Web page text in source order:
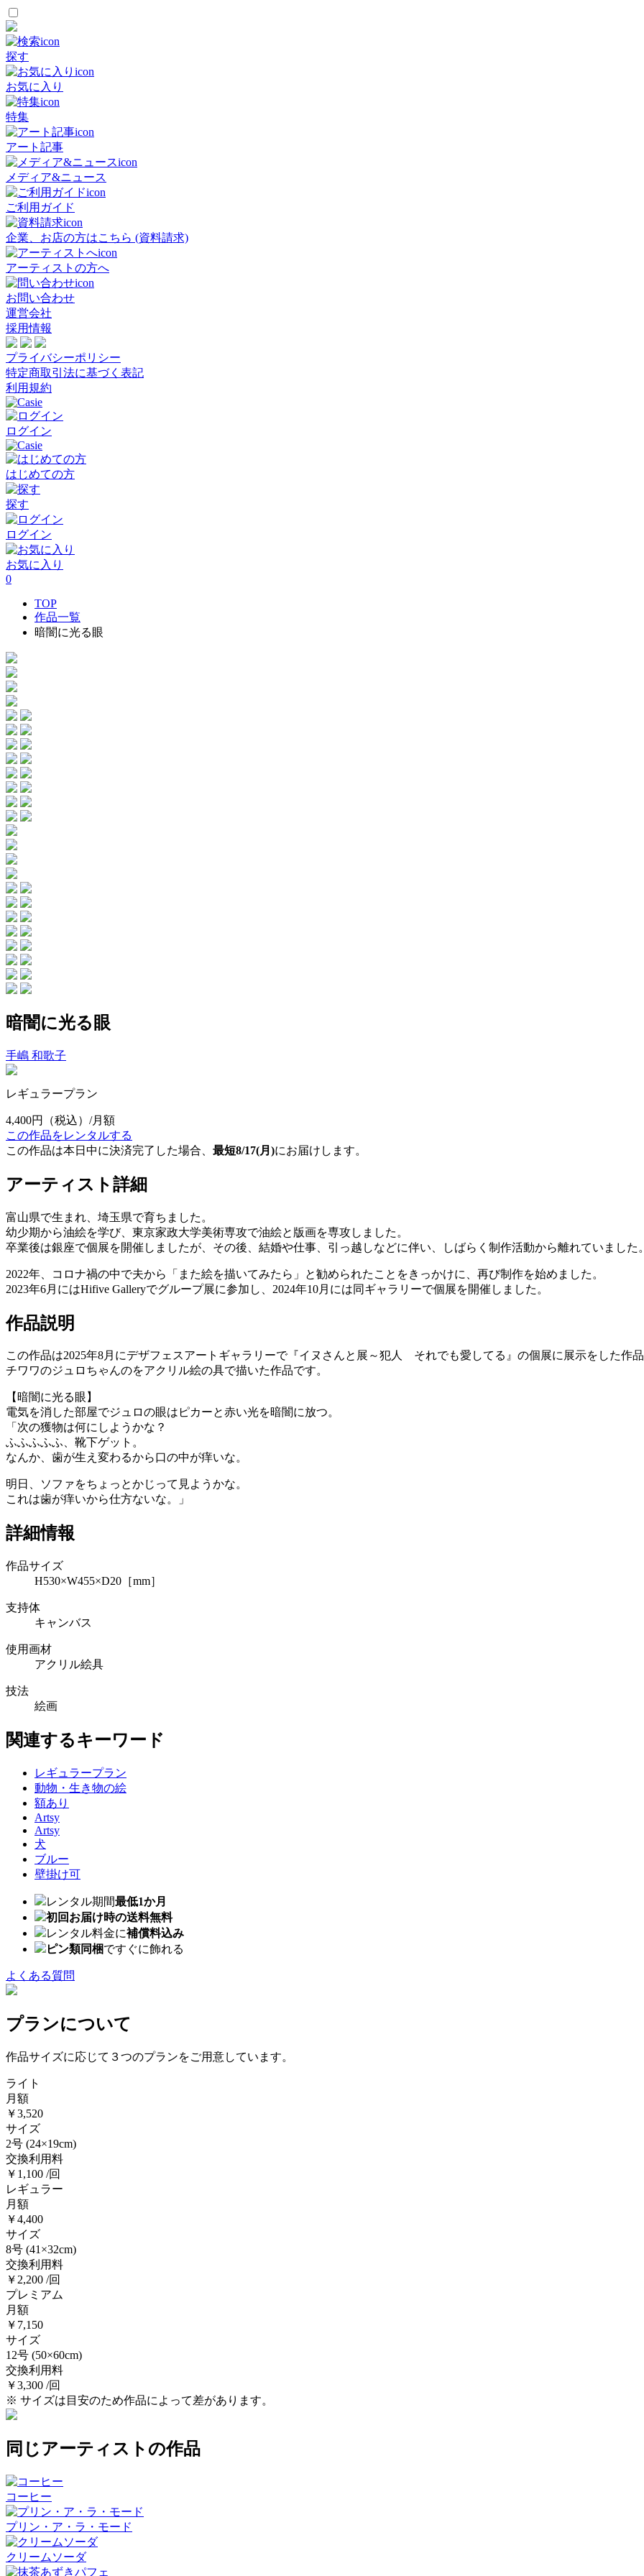
探す
お気に入り
特集
アート記事
メディア&ニュース
ご利用ガイド
企業、お店の方はこちら (資料請求)
アーティストの方へ
お問い合わせ
運営会社
採用情報
プライバシーポリシー
特定商取引法に基づく表記
利用規約
ログイン
はじめての方
探す
ログイン
お気に入り
0
TOP
作品一覧
暗闇に光る眼
暗闇に光る眼
手嶋 和歌子
レギュラープラン
4,400円
（税込）/月額
この作品をレンタルする
この作品は本日中に決済完了した場合、 最短8/17(月)にお届けします。
アーティスト詳細
富山県で生まれ、埼玉県で育ちました。
幼少期から油絵を学び、東京家政大学美術専攻で油絵と版画を専攻しました。
卒業後は銀座で個展を開催しましたが、その後、結婚や仕事、引っ越しなどに伴い、しばらく制作活動から離れていました
2022年、コロナ禍の中で夫から「また絵を描いてみたら」と勧められたことをきっかけに、再び制作を始めました。
2023年6月にはHifive Galleryでグループ展に参加し、2024年10月には同ギャラリーで個展を開催しました。
作品説明
この作品は2025年8月にデザフェスアートギャラリーで『イヌさんと展～犯人 それでも愛してる』の個展に展示をした作
チワワのジュロちゃんのをアクリル絵の具で描いた作品です。
【暗闇に光る眼】
電気を消した部屋でジュロの眼はピカーと赤い光を暗闇に放つ。
「次の獲物は何にしようかな？
ふふふふふ、靴下ゲット。
なんか、歯が生え変わるから口の中が痒いな。
明日、ソファをちょっとかじって見ようかな。
これは歯が痒いから仕方ないな。」
詳細情報
作品サイズ
H530×W455×D20［mm］
支持体
キャンバス
使用画材
アクリル絵具
技法
絵画
関連するキーワード
レギュラープラン
動物・生き物の絵
額あり
Artsy
Artsy
犬
ブルー
壁掛け可
レンタル期間最低1か月
初回お届け時の送料無料
レンタル料金に補償料込み
ピン類同梱ですぐに飾れる
よくある質問
プランについて
作品サイズに応じて３つのプランをご用意しています。
ライト
月額
￥3,520
サイズ
2号 (24×19cm)
交換利用料
￥1,100 /回
レギュラー
月額
￥4,400
サイズ
8号 (41×32cm)
交換利用料
￥2,200 /回
プレミアム
月額
￥7,150
サイズ
12号 (50×60cm)
交換利用料
￥3,300 /回
※ サイズは目安のため作品によって差があります。
同じアーティストの作品
コーヒー
プリン・ア・ラ・モード
クリームソーダ